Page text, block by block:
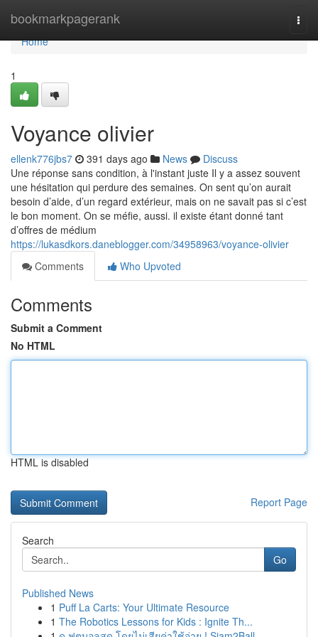
bookmarkpagerank
Home
Home
1
Voyance olivier
ellenk776jbs7 391 days ago News
Discuss
Une réponse sans condition, à l'instant juste Il y a assez souvent
une hésitation qui perdure des semaines. On sent qu’on aurait
besoin d’aide, d’un regard extérieur, mais on ne savait pas si c’est
le bon moment. On se méfie, aussi. il existe étant donné tant
d’offres de médium
https://lukasdkors.daneblogger.com/34958963/voyance-olivier
Comments
Who Upvoted
Comments
Submit a Comment
No HTML
HTML is disabled
Report Page
Search
Go
Published News
1 Puff La Carts: Your Ultimate Resource
1 The Robotics Lessons for Kids : Ignite Th...